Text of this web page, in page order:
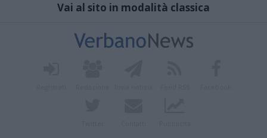
Vai al sito in modalità classica